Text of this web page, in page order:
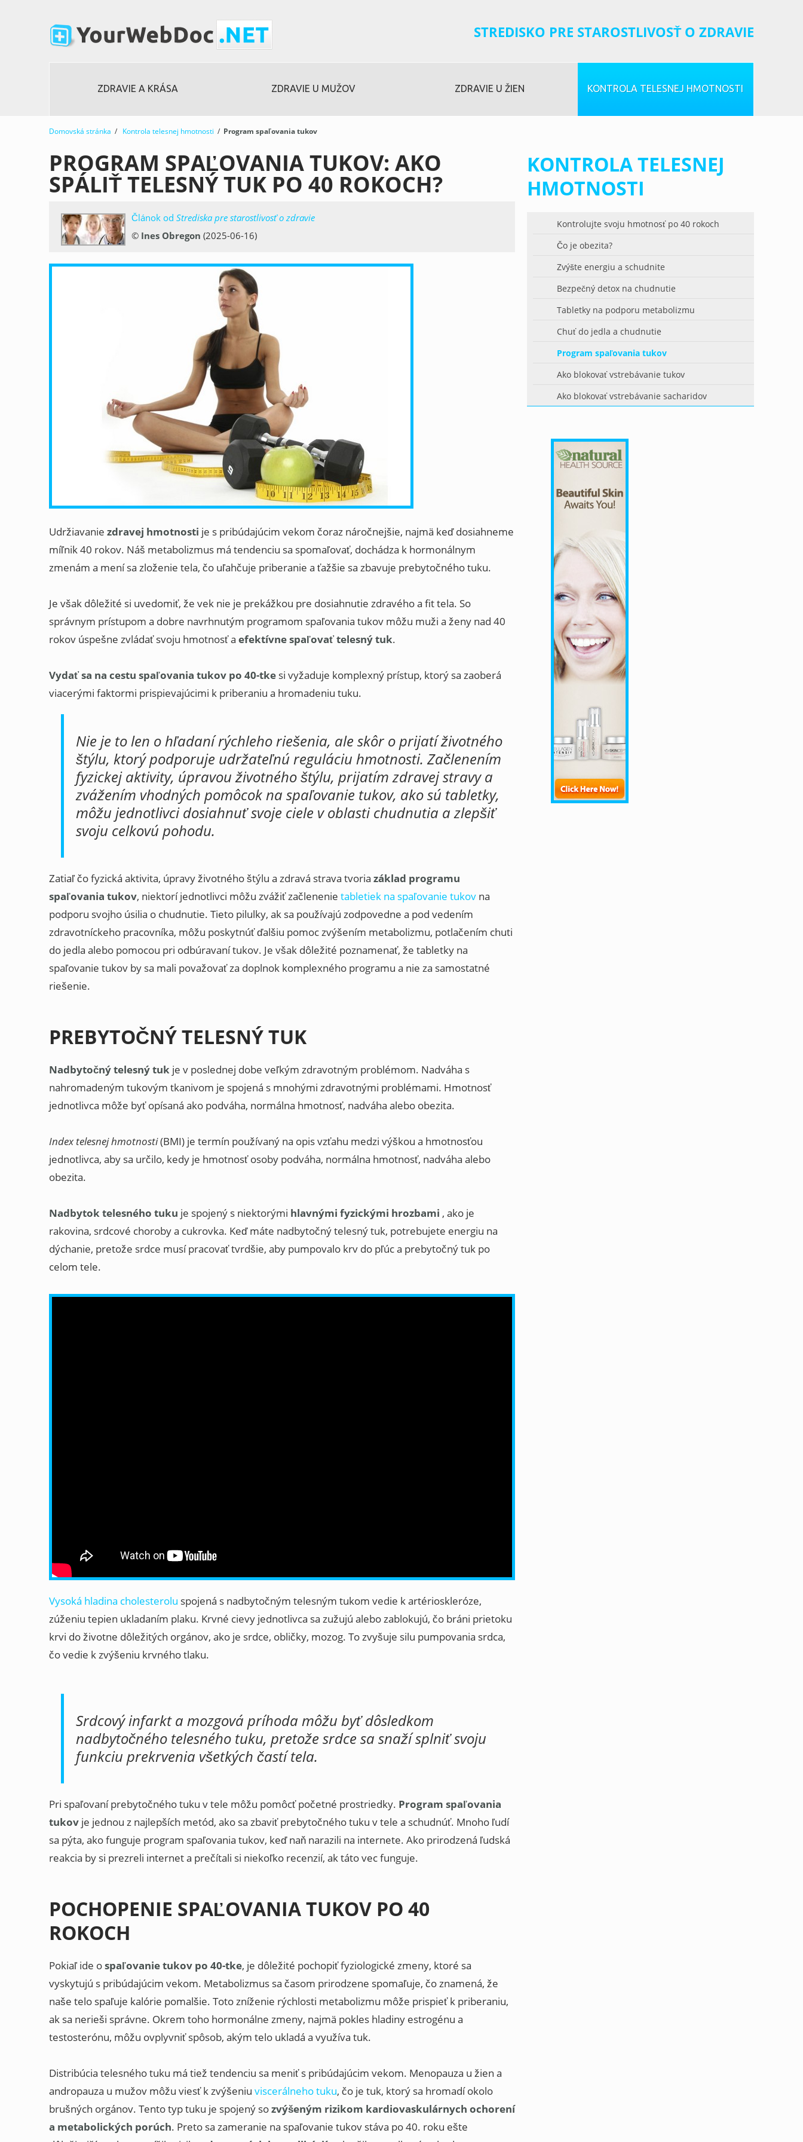
STREDISKO PRE STAROSTLIVOSŤ O ZDRAVIE
ZDRAVIE A KRÁSA ZDRAVIE U MUŽOV ZDRAVIE U ŽIEN KONTROLA TELESNEJ HMOTNOSTI
Domovská stránka / Kontrola telesnej hmotnosti / Program spaľovania tukov
PROGRAM SPAĽOVANIA TUKOV: AKO
SPÁLIŤ TELESNÝ TUK PO 40 ROKOCH?
Článok od Strediska pre starostlivosť o zdravie
© Ines Obregon (2025-06-16)
Udržiavanie zdravej hmotnosti je s pribúdajúcim vekom čoraz náročnejšie, najmä keď dosiahneme
míľnik 40 rokov. Náš metabolizmus má tendenciu sa spomaľovať, dochádza k hormonálnym
zmenám a mení sa zloženie tela, čo uľahčuje priberanie a ťažšie sa zbavuje prebytočného tuku.
Je však dôležité si uvedomiť, že vek nie je prekážkou pre dosiahnutie zdravého a fit tela. So
správnym prístupom a dobre navrhnutým programom spaľovania tukov môžu muži a ženy nad 40
rokov úspešne zvládať svoju hmotnosť a efektívne spaľovať telesný tuk.
Vydať sa na cestu spaľovania tukov po 40-tke si vyžaduje komplexný prístup, ktorý sa zaoberá
viacerými faktormi prispievajúcimi k priberaniu a hromadeniu tuku.
Nie je to len o hľadaní rýchleho riešenia, ale skôr o prijatí životného
štýlu, ktorý podporuje udržateľnú reguláciu hmotnosti. Začlenením
fyzickej aktivity, úpravou životného štýlu, prijatím zdravej stravy a
zvážením vhodných pomôcok na spaľovanie tukov, ako sú tabletky,
môžu jednotlivci dosiahnuť svoje ciele v oblasti chudnutia a zlepšiť
svoju celkovú pohodu.
Zatiaľ čo fyzická aktivita, úpravy životného štýlu a zdravá strava tvoria základ programu
spaľovania tukov, niektorí jednotlivci môžu zvážiť začlenenie tabletiek na spaľovanie tukov na
podporu svojho úsilia o chudnutie. Tieto pilulky, ak sa používajú zodpovedne a pod vedením
zdravotníckeho pracovníka, môžu poskytnúť ďalšiu pomoc zvýšením metabolizmu, potlačením chuti
do jedla alebo pomocou pri odbúravaní tukov. Je však dôležité poznamenať, že tabletky na
spaľovanie tukov by sa mali považovať za doplnok komplexného programu a nie za samostatné
riešenie.
PREBYTOČNÝ TELESNÝ TUK
Nadbytočný telesný tuk je v poslednej dobe veľkým zdravotným problémom. Nadváha s
nahromadeným tukovým tkanivom je spojená s mnohými zdravotnými problémami. Hmotnosť
jednotlivca môže byť opísaná ako podváha, normálna hmotnosť, nadváha alebo obezita.
Index telesnej hmotnosti(BMI) je termín používaný na opis vzťahu medzi výškou a hmotnosťou
jednotlivca, aby sa určilo, kedy je hmotnosť osoby podváha, normálna hmotnosť, nadváha alebo
obezita.
Nadbytok telesného tuku je spojený s niektorými hlavnými fyzickými hrozbami , ako je
rakovina, srdcové choroby a cukrovka. Keď máte nadbytočný telesný tuk, potrebujete energiu na
dýchanie, pretože srdce musí pracovať tvrdšie, aby pumpovalo krv do pľúc a prebytočný tuk po
celom tele.
Vysoká hladina cholesterolu spojená s nadbytočným telesným tukom vedie k artérioskleróze,
zúženiu tepien ukladaním plaku. Krvné cievy jednotlivca sa zužujú alebo zablokujú, čo bráni prietoku
krvi do životne dôležitých orgánov, ako je srdce, obličky, mozog. To zvyšuje silu pumpovania srdca,
čo vedie k zvýšeniu krvného tlaku.
Srdcový infarkt a mozgová príhoda môžu byť dôsledkom
nadbytočného telesného tuku, pretože srdce sa snaží splniť svoju
funkciu prekrvenia všetkých častí tela.
Pri spaľovaní prebytočného tuku v tele môžu pomôcť početné prostriedky. Program spaľovania
tukov je jednou z najlepších metód, ako sa zbaviť prebytočného tuku v tele a schudnúť. Mnoho ľudí
sa pýta, ako funguje program spaľovania tukov, keď naň narazili na internete. Ako prirodzená ľudská
reakcia by si prezreli internet a prečítali si niekoľko recenzií, ak táto vec funguje.
POCHOPENIE SPAĽOVANIA TUKOV PO 40
ROKOCH
Pokiaľ ide ospaľovanie tukov po 40-tke, je dôležité pochopiť fyziologické zmeny, ktoré sa
vyskytujú s pribúdajúcim vekom. Metabolizmus sa časom prirodzene spomaľuje, čo znamená, že
naše telo spaľuje kalórie pomalšie. Toto zníženie rýchlosti metabolizmu môže prispieť k priberaniu,
ak sa nerieši správne. Okrem toho hormonálne zmeny, najmä pokles hladiny estrogénu a
testosterónu, môžu ovplyvniť spôsob, akým telo ukladá a využíva tuk.
Distribúcia telesného tuku má tiež tendenciu sa meniť s pribúdajúcim vekom. Menopauza u žien a
andropauza u mužov môžu viesť k zvýšeniu viscerálneho tuku, čo je tuk, ktorý sa hromadí okolo
brušných orgánov. Tento typ tuku je spojený sozvýšeným rizikom kardiovaskulárnych ochorení
a metabolických porúch. Preto sa zameranie na spaľovanie tukov stáva po 40. roku ešte
KONTROLA TELESNEJ
HMOTNOSTI
Kontrolujte svoju hmotnosť po 40 rokoch
Čo je obezita?
Zvýšte energiu a schudnite
Bezpečný detox na chudnutie
Tabletky na podporu metabolizmu
Chuť do jedla a chudnutie
Program spaľovania tukov
Ako blokovať vstrebávanie tukov
Ako blokovať vstrebávanie sacharidov